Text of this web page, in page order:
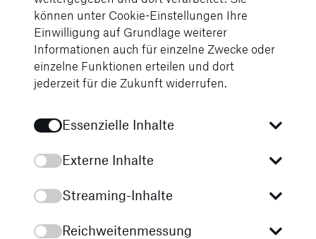
Persönliche Informationen
Vorname*
Straße
können unter Cookie-Einstellungen Ihre
Einwilligung auf Grundlage weiterer
Informationen auch für einzelne Zwecke oder
einzelne Funktionen erteilen und dort
jederzeit für die Zukunft widerrufen.
Essenzielle Inhalte
Externe Inhalte
Streaming-Inhalte
Reichweitenmessung